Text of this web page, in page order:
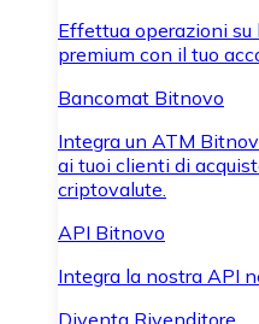
Effettua operazioni su
premium con il tuo
Bancomat Bitnovo
Integra un ATM
ai tuoi clienti di
criptovalute.
API Bitnovo
Integra la nostra API
Diventa Rivenditore